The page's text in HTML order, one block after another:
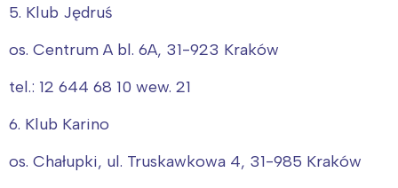
5. Klub Jędruś
os. Centrum A bl. 6A, 31-923 Kraków
tel.: 12 644 68 10 wew. 21
6. Klub Karino
os. Chałupki, ul. Truskawkowa 4, 31-985 Kraków
tego regionu:
Łódź
Kraków